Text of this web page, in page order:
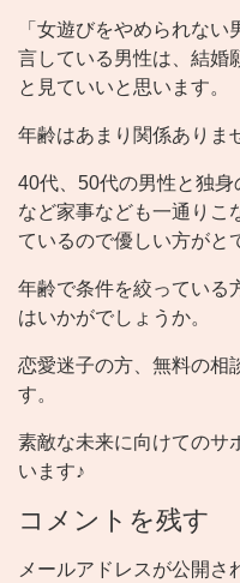
「女遊びをやめられな
言している男性は、結婚
と見ていいと思います。
年齢はあまり関係ありま
40代、50代の男性と独
など家事なども一通りこ
ているので優しい方がと
年齢で条件を絞っている
はいかがでしょうか。
恋愛迷子の方、無料の相
す。
素敵な未来に向けてのサ
います♪
コメントを残す
メールアドレスが公開さ